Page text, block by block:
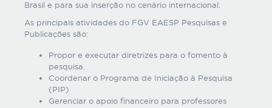
Brasil e para sua inserção no cenário internacional.
As principais atividades do FGV EAESP Pesquisas e
Publicações são:
Propor e executar diretrizes para o fomento à
pesquisa.
Coordenar o Programa de Iniciação à Pesquisa
(PIP)
Gerenciar o apoio financeiro para professores